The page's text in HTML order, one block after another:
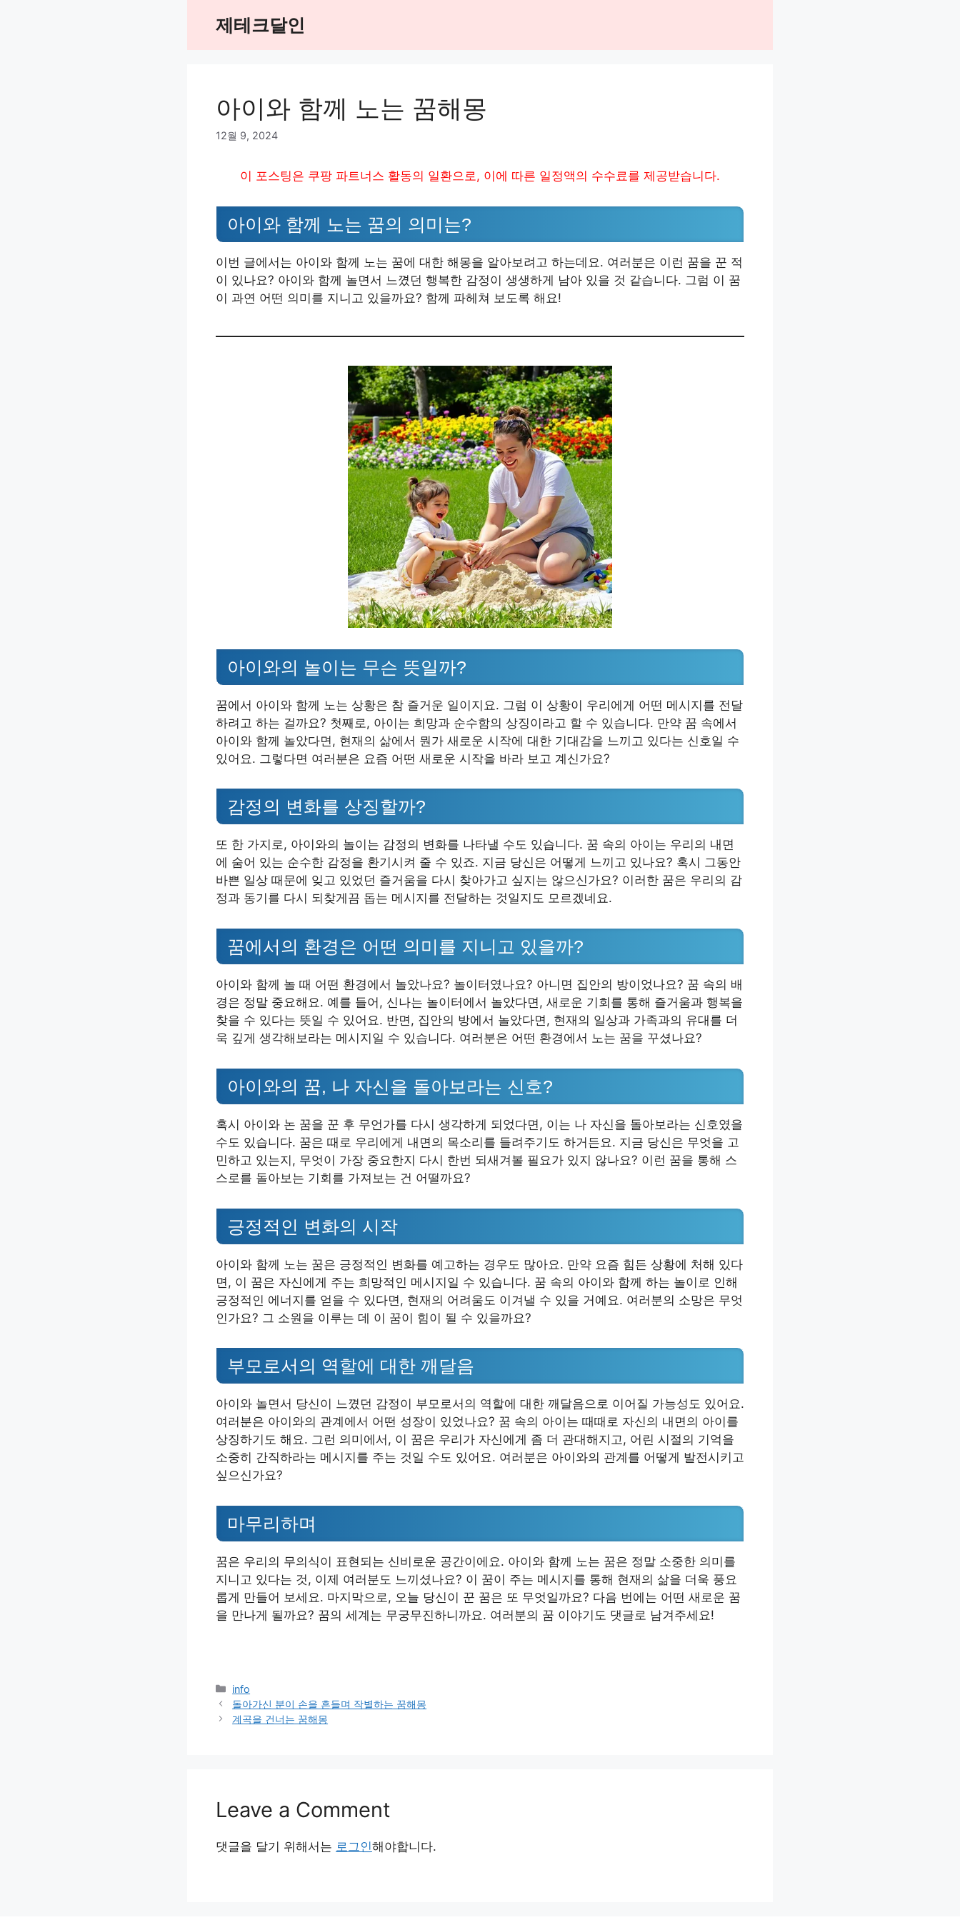
제테크달인
아이와 함께 노는 꿈해몽
12월 9, 2024
이 포스팅은 쿠팡 파트너스 활동의 일환으로, 이에 따른 일정액의 수수료를 제공받습니다.
아이와 함께 노는 꿈의 의미는?
이번 글에서는 아이와 함께 노는 꿈에 대한 해몽을 알아보려고 하는데요. 여러분은 이런 꿈을 꾼 적
이 있나요? 아이와 함께 놀면서 느꼈던 행복한 감정이 생생하게 남아 있을 것 같습니다. 그럼 이 꿈
이 과연 어떤 의미를 지니고 있을까요? 함께 파헤쳐 보도록 해요!
아이와의 놀이는 무슨 뜻일까?
꿈에서 아이와 함께 노는 상황은 참 즐거운 일이지요. 그럼 이 상황이 우리에게 어떤 메시지를 전달
하려고 하는 걸까요? 첫째로, 아이는 희망과 순수함의 상징이라고 할 수 있습니다. 만약 꿈 속에서
아이와 함께 놀았다면, 현재의 삶에서 뭔가 새로운 시작에 대한 기대감을 느끼고 있다는 신호일 수
있어요. 그렇다면 여러분은 요즘 어떤 새로운 시작을 바라 보고 계신가요?
감정의 변화를 상징할까?
또 한 가지로, 아이와의 놀이는 감정의 변화를 나타낼 수도 있습니다. 꿈 속의 아이는 우리의 내면
에 숨어 있는 순수한 감정을 환기시켜 줄 수 있죠. 지금 당신은 어떻게 느끼고 있나요? 혹시 그동안
바쁜 일상 때문에 잊고 있었던 즐거움을 다시 찾아가고 싶지는 않으신가요? 이러한 꿈은 우리의 감
정과 동기를 다시 되찾게끔 돕는 메시지를 전달하는 것일지도 모르겠네요.
꿈에서의 환경은 어떤 의미를 지니고 있을까?
아이와 함께 놀 때 어떤 환경에서 놀았나요? 놀이터였나요? 아니면 집안의 방이었나요? 꿈 속의 배
경은 정말 중요해요. 예를 들어, 신나는 놀이터에서 놀았다면, 새로운 기회를 통해 즐거움과 행복을
찾을 수 있다는 뜻일 수 있어요. 반면, 집안의 방에서 놀았다면, 현재의 일상과 가족과의 유대를 더
욱 깊게 생각해보라는 메시지일 수 있습니다. 여러분은 어떤 환경에서 노는 꿈을 꾸셨나요?
아이와의 꿈, 나 자신을 돌아보라는 신호?
혹시 아이와 논 꿈을 꾼 후 무언가를 다시 생각하게 되었다면, 이는 나 자신을 돌아보라는 신호였을
수도 있습니다. 꿈은 때로 우리에게 내면의 목소리를 들려주기도 하거든요. 지금 당신은 무엇을 고
민하고 있는지, 무엇이 가장 중요한지 다시 한번 되새겨볼 필요가 있지 않나요? 이런 꿈을 통해 스
스로를 돌아보는 기회를 가져보는 건 어떨까요?
긍정적인 변화의 시작
아이와 함께 노는 꿈은 긍정적인 변화를 예고하는 경우도 많아요. 만약 요즘 힘든 상황에 처해 있다
면, 이 꿈은 자신에게 주는 희망적인 메시지일 수 있습니다. 꿈 속의 아이와 함께 하는 놀이로 인해
긍정적인 에너지를 얻을 수 있다면, 현재의 어려움도 이겨낼 수 있을 거예요. 여러분의 소망은 무엇
인가요? 그 소원을 이루는 데 이 꿈이 힘이 될 수 있을까요?
부모로서의 역할에 대한 깨달음
아이와 놀면서 당신이 느꼈던 감정이 부모로서의 역할에 대한 깨달음으로 이어질 가능성도 있어요.
여러분은 아이와의 관계에서 어떤 성장이 있었나요? 꿈 속의 아이는 때때로 자신의 내면의 아이를
상징하기도 해요. 그런 의미에서, 이 꿈은 우리가 자신에게 좀 더 관대해지고, 어린 시절의 기억을
소중히 간직하라는 메시지를 주는 것일 수도 있어요. 여러분은 아이와의 관계를 어떻게 발전시키고
싶으신가요?
마무리하며
꿈은 우리의 무의식이 표현되는 신비로운 공간이에요. 아이와 함께 노는 꿈은 정말 소중한 의미를
지니고 있다는 것, 이제 여러분도 느끼셨나요? 이 꿈이 주는 메시지를 통해 현재의 삶을 더욱 풍요
롭게 만들어 보세요. 마지막으로, 오늘 당신이 꾼 꿈은 또 무엇일까요? 다음 번에는 어떤 새로운 꿈
을 만나게 될까요? 꿈의 세계는 무궁무진하니까요. 여러분의 꿈 이야기도 댓글로 남겨주세요!
Categories
info
돌아가신 분이 손을 흔들며 작별하는 꿈해몽
계곡을 건너는 꿈해몽
Leave a Comment
댓글을 달기 위해서는 로그인해야합니다.